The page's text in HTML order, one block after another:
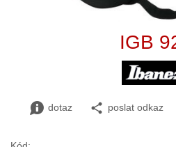
IGB
dotaz poslat odkaz